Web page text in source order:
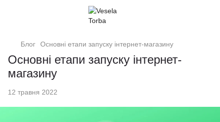
Блог Основні етапи запуску інтернет-магазину
Основні етапи запуску інтернет-
магазину
12 травня 2022